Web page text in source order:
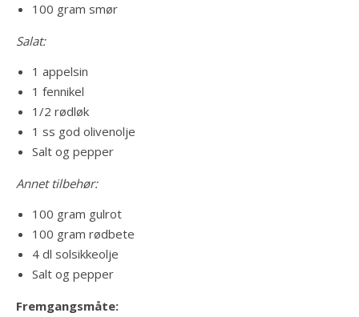
100 gram smør
Salat:
1 appelsin
1 fennikel
1/2 rødløk
1 ss god olivenolje
Salt og pepper
Annet tilbehør:
100 gram gulrot
100 gram rødbete
4 dl solsikkeolje
Salt og pepper
Fremgangsmåte: